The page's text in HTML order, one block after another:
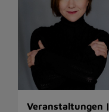
Veranstaltungen |